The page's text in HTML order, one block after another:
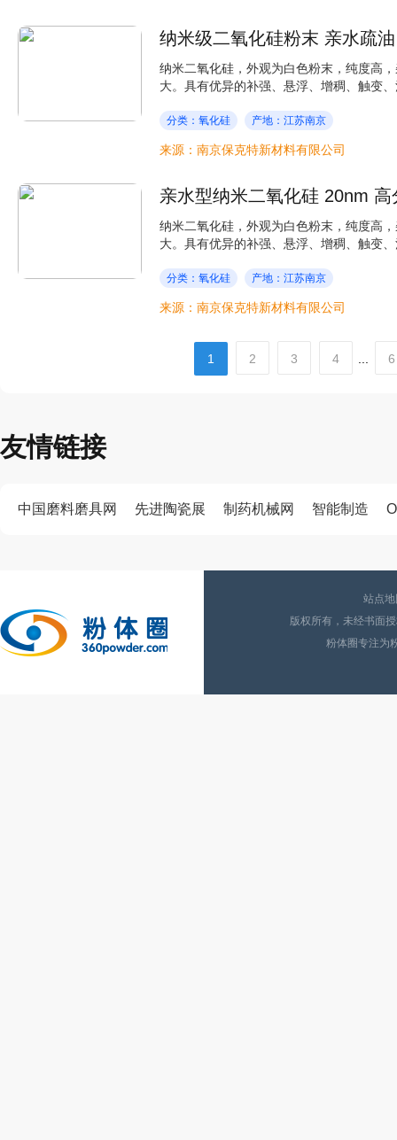
纳米二氧化硅，外观为白色粉末，纯度高
大。具有优异的补强、悬浮、增稠、触变
分类：氧化硅 产地：江苏南京
来源：南京保克特新材料有限公司
亲水型纳米二氧化硅 20nm
纳米二氧化硅，外观为白色粉末，纯度高
大。具有优异的补强、悬浮、增稠、触变
分类：氧化硅 产地：江苏南京
来源：南京保克特新材料有限公司
1 2 3 4 6
友情链接
中国磨料磨具网 先进陶瓷展 制药机械网 智能制造
站点
版权所有，未经书面
粉体圈专注为